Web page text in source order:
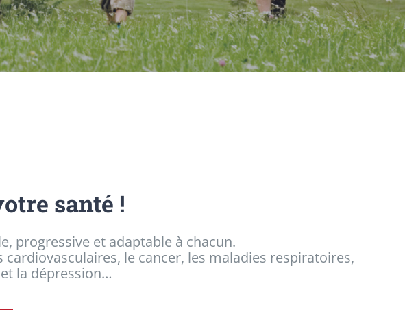
santé !
progressive et adaptable à chacun.
le cancer, les maladies respiratoires,
la dépression…